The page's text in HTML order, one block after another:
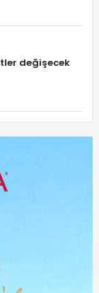
değişecek